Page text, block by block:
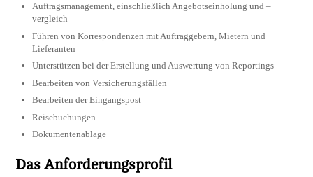
Auftragsmanagement, einschließlich Angebotseinholung und –
vergleich
Führen von Korrespondenzen mit Auftraggebern, Mietern und
Lieferanten
Unterstützen bei der Erstellung und Auswertung von Reportings
Bearbeiten von Versicherungsfällen
Bearbeiten der Eingangspost
Reisebuchungen
Dokumentenablage
Das Anforderungsprofil